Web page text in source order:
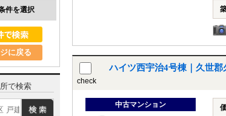
check
ハイツ西宇治4号棟｜久世
中古マンション
件を選択
に戻る
で検索